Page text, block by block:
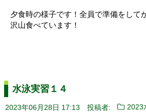
夕食時の様子です！全員で準備をして
沢山食べています！
水泳実習１４
2023年06月28日 17:13 投稿者: 2023